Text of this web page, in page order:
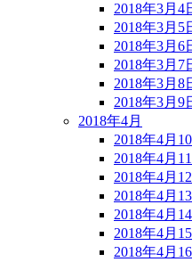
2018年3月4
2018年3月5
2018年3月6
2018年3月7
2018年3月8
2018年3月9
2018年4月
2018年4月
2018年4月
2018年4月
2018年4月
2018年4月
2018年4月
2018年4月